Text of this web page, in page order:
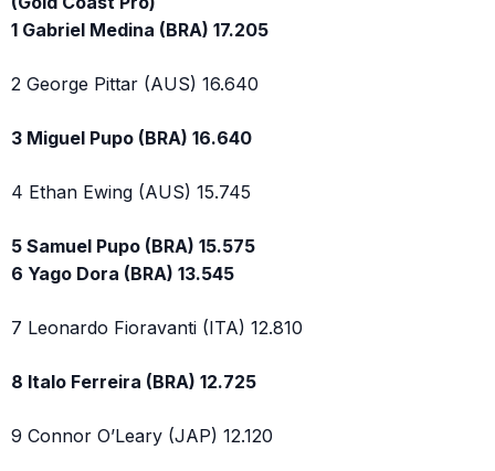
1 Gabriel Medina (BRA) 17.205
2 George Pittar (AUS) 16.640
3 Miguel Pupo (BRA) 16.640
4 Ethan Ewing (AUS) 15.745
5 Samuel Pupo (BRA) 15.575
6 Yago Dora (BRA) 13.545
7 Leonardo Fioravanti (ITA) 12.810
8 Italo Ferreira (BRA) 12.725
9 Connor O’Leary (JAP) 12.120